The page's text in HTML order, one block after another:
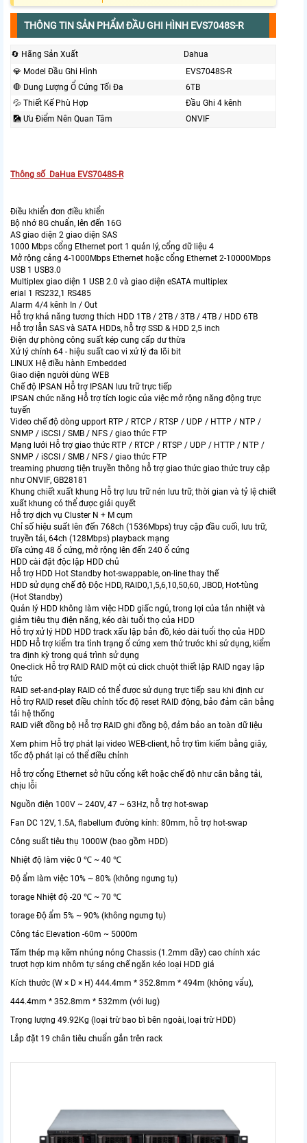
THÔNG TIN SẢN PHẨM ĐẦU GHI HÌNH EVS7048S-R
🔄 Hãng Sản Xuất
Dahua
💎 Model Đầu Ghi Hình
EVS7048S-R
🛑 Dung Lượng Ổ Cứng Tối Đa
6TB
💦 Thiết Kế Phù Hợp
Đầu Ghi 4 kênh
🎑 Ưu Điểm Nên Quan Tâm
ONVIF
Thông số DaHua EVS7048S-R
Điều khiển đơn điều khiển
Bộ nhớ 8G chuẩn, lên đến 16G
AS giao diện 2 giao diện SAS
1000 Mbps cổng Ethernet port 1 quản lý, cổng dữ liệu 4
Mở rộng cảng 4-1000Mbps Ethernet hoặc cổng Ethernet 2-10000Mbps
USB 1 USB3.0
Multiplex giao diện 1 USB 2.0 và giao diện eSATA multiplex
erial 1 RS232,1 RS485
Alarm 4/4 kênh In / Out
Hỗ trợ khả năng tương thích HDD 1TB / 2TB / 3TB / 4TB / HDD 6TB
Hỗ trợ lẫn SAS và SATA HDDs, hỗ trợ SSD & HDD 2,5 inch
Điện dự phòng công suất kép cung cấp dư thừa
Xử lý chính 64 - hiệu suất cao vi xử lý đa lõi bit
LINUX Hệ điều hành Embedded
Giao diện người dùng WEB
Chế độ IPSAN Hỗ trợ IPSAN lưu trữ trực tiếp
IPSAN chức năng Hỗ trợ tích logic của việc mở rộng năng động trực
tuyến
Video chế độ dòng upport RTP / RTCP / RTSP / UDP / HTTP / NTP /
SNMP / iSCSI / SMB / NFS / giao thức FTP
Mạng lưới Hỗ trợ giao thức RTP / RTCP / RTSP / UDP / HTTP / NTP /
SNMP / iSCSI / SMB / NFS / giao thức FTP
treaming phương tiện truyền thông hỗ trợ giao thức giao thức truy cập
như ONVIF, GB28181
Khung chiết xuất khung Hỗ trợ lưu trữ nén lưu trữ, thời gian và tỷ lệ chiết
xuất khung có thể được giải quyết
Hỗ trợ dịch vụ Cluster N + M cụm
Chỉ số hiệu suất lên đến 768ch (1536Mbps) truy cập đầu cuối, lưu trữ,
truyền tải, 64ch (128Mbps) playback mạng
Đĩa cứng 48 ổ cứng, mở rộng lên đến 240 ổ cứng
HDD cài đặt độc lập HDD chủ
Hỗ trợ HDD Hot Standby hot-swappable, on-line thay thế
HDD sử dụng chế độ Độc HDD, RAID0,1,5,6,10,50,60, JBOD, Hot-tùng
(Hot Standby)
Quản lý HDD không làm việc HDD giấc ngủ, trong lợi của tản nhiệt và
giảm tiêu thụ điện năng, kéo dài tuổi thọ của HDD
Hỗ trợ xử lý HDD HDD track xấu lập bản đồ, kéo dài tuổi thọ của HDD
HDD Hỗ trợ kiểm tra tình trạng ổ cứng xem thử trước khi sử dụng, kiểm
tra định kỳ trong quá trình sử dụng
One-click Hỗ trợ RAID RAID một cú click chuột thiết lập RAID ngay lập
tức
RAID set-and-play RAID có thể được sử dụng trực tiếp sau khi định cư
Hỗ trợ RAID reset điều chỉnh tốc độ reset RAID động, bảo đảm cân bằng
tải hệ thống
RAID viết đồng bộ Hỗ trợ RAID ghi đồng bộ, đảm bảo an toàn dữ liệu
Xem phim Hỗ trợ phát lại video WEB-client, hỗ trợ tìm kiếm bằng giây,
tốc độ phát lại có thể điều chỉnh
Hỗ trợ cổng Ethernet sở hữu cổng kết hoặc chế độ như cân bằng tải,
chịu lỗi
Nguồn điện 100V ~ 240V, 47 ~ 63Hz, hỗ trợ hot-swap
Fan DC 12V, 1.5A, flabellum đường kính: 80mm, hỗ trợ hot-swap
Công suất tiêu thụ 1000W (bao gồm HDD)
Nhiệt độ làm việc 0 ℃ ~ 40 ℃
Độ ẩm làm việc 10% ~ 80% (không ngưng tụ)
torage Nhiệt độ -20 ℃ ~ 70 ℃
torage Độ ẩm 5% ~ 90% (không ngưng tụ)
Công tác Elevation -60m ~ 5000m
Tấm thép mạ kẽm nhúng nóng Chassis (1.2mm dầy) cao chính xác
trượt hợp kim nhôm tự sáng chế ngăn kéo loại HDD giá
Kích thước (W × D × H) 444.4mm * 352.8mm * 494m (không vẩu),
444.4mm * 352.8mm * 532mm (với lug)
Trọng lượng 49.92Kg (loại trừ bao bì bên ngoài, loại trừ HDD)
Lắp đặt 19 chân tiêu chuẩn gắn trên rack